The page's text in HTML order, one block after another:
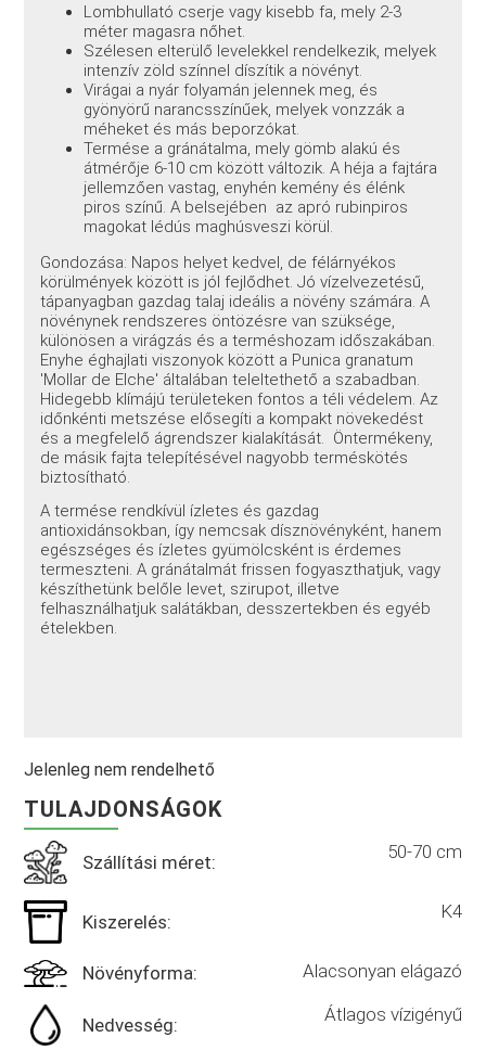
Lombhullató cserje vagy kisebb fa, mely 2-3
méter magasra nőhet.
Szélesen elterülő levelekkel rendelkezik, melyek
intenzív zöld színnel díszítik a növényt.
Virágai a nyár folyamán jelennek meg, és
gyönyörű narancsszínűek, melyek vonzzák a
méheket és más beporzókat.
Termése a gránátalma, mely gömb alakú és
átmérője 6-10 cm között változik. A héja a fajtára
jellemzően vastag, enyhén kemény és élénk
piros színű. A belsejében az apró rubinpiros
magokat lédús maghúsveszi körül.
Gondozása: Napos helyet kedvel, de félárnyékos
körülmények között is jól fejlődhet. Jó vízelvezetésű,
tápanyagban gazdag talaj ideális a növény számára. A
növénynek rendszeres öntözésre van szüksége,
különösen a virágzás és a terméshozam időszakában.
Enyhe éghajlati viszonyok között a Punica granatum
'Mollar de Elche' általában teleltethető a szabadban.
Hidegebb klímájú területeken fontos a téli védelem. Az
időnkénti metszése elősegíti a kompakt növekedést
és a megfelelő ágrendszer kialakítását. Öntermékeny,
de másik fajta telepítésével nagyobb terméskötés
biztosítható.
A termése rendkívül ízletes és gazdag
antioxidánsokban, így nemcsak dísznövényként, hanem
egészséges és ízletes gyümölcsként is érdemes
termeszteni. A gránátalmát frissen fogyaszthatjuk, vagy
készíthetünk belőle levet, szirupot, illetve
felhasználhatjuk salátákban, desszertekben és egyéb
ételekben.
Jelenleg nem rendelhető
TULAJDONSÁGOK
Szállítási méret: 50-70 cm
Kiszerelés: K4
Növényforma: Alacsonyan elágazó
Nedvesség: Átlagos vízigényű